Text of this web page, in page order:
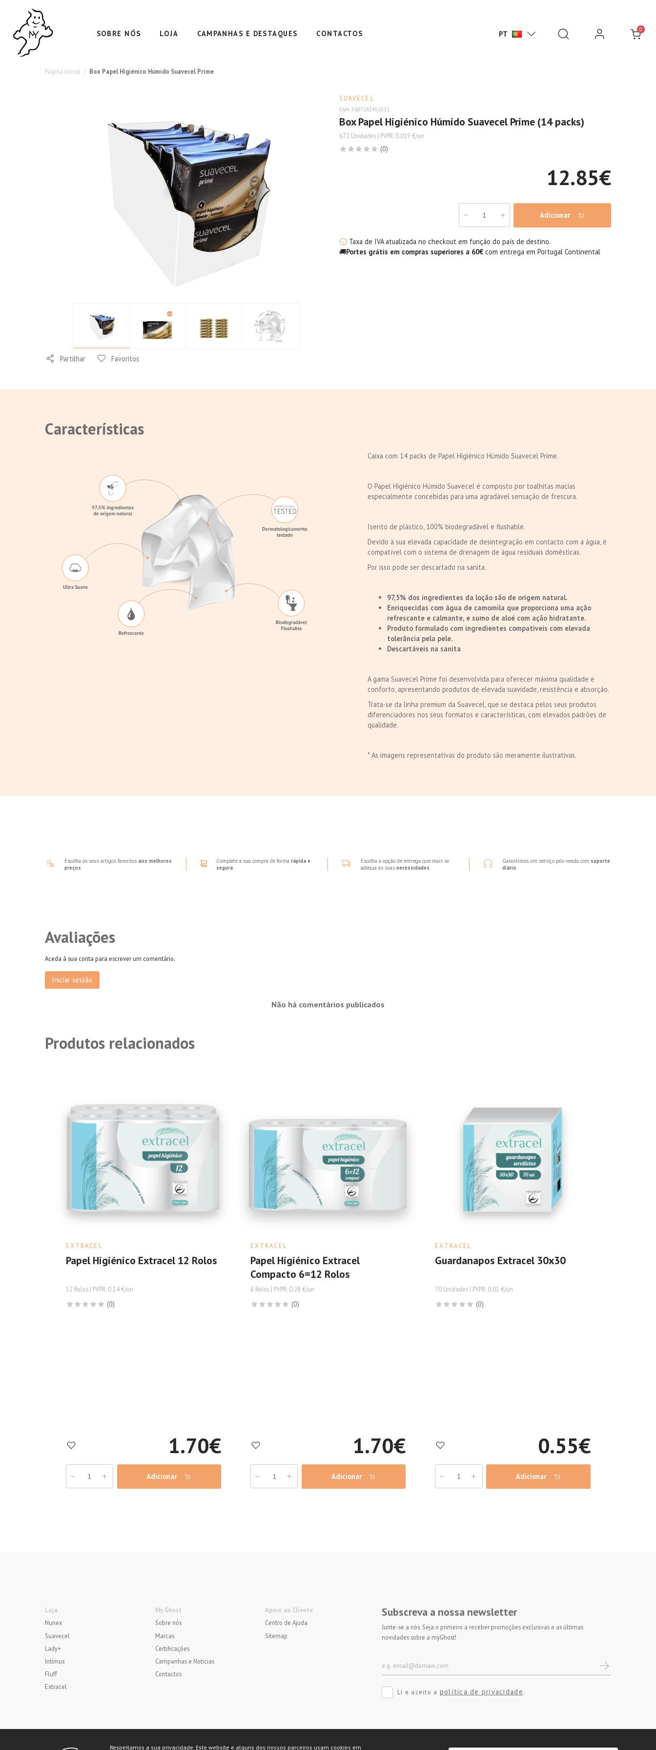
SOBRE NÓS LOJA CAMPANHAS E DESTAQUES CONTACTOS PT
0
Página inicial Box Papel Higiénico Húmido Suavecel Prime
SUAVECEL
EAN: 5607283452011
Box Papel Higiénico Húmido Suavecel Prime (14 packs)
672 Unidades | PVPR: 0.019 €/un
(0)
12.85€
Adicionar
Taxa de IVA atualizada no checkout em função do país de destino.
🚚Portes grátis em compras superiores a 60€ com entrega em Portugal Continental
Partilhar Favoritos
Características
Caixa com 14 packs de Papel Higiénico Húmido Suavecel Prime.
O Papel Higiénico Húmido Suavecel é composto por toalhitas macias
especialmente concebidas para uma agradável sensação de frescura.
Isento de plástico, 100% biodegradável e flushable.
Devido à sua elevada capacidade de desintegração em contacto com a água, é
compatível com o sistema de drenagem de água residuais domésticas.
Por isso pode ser descartado na sanita.
97,5% dos ingredientes da loção são de origem natural.
Enriquecidas com água de camomila que proporciona uma ação
refrescante e calmante, e sumo de aloé com ação hidratante.
Produto formulado com ingredientes compatíveis com elevada
tolerância pela pele.
Descartáveis na sanita
A gama Suavecel Prime foi desenvolvida para oferecer máxima qualidade e
conforto, apresentando produtos de elevada suavidade, resistência e absorção.
Trata-se da linha premium da Suavecel, que se destaca pelos seus produtos
diferenciadores nos seus formatos e características, com elevados padrões de
qualidade.
* As imagens representativas do produto são meramente ilustrativas.
Escolha os seus artigos favoritos aos melhores
preços
Complete a sua compra de forma rápida e
segura
Escolha a opção de entrega que mais se
adequa às suas necessidades
Garantimos um serviço pós-venda com suporte
diário
Avaliações
Aceda à sua conta para escrever um comentário.
Iniciar sessão
Não há comentários publicados
Produtos relacionados
EXTRACEL
Papel Higiénico Extracel 12 Rolos
12 Rolos | PVPR: 0.14 €/un
(0)
1.70€
Adicionar
EXTRACEL
Papel Higiénico Extracel
Compacto 6=12 Rolos
6 Rolos | PVPR: 0.28 €/un
(0)
1.70€
Adicionar
EXTRACEL
Guardanapos Extracel 30x30
70 Unidades | PVPR: 0.01 €/un
(0)
0.55€
Adicionar
Loja
Nunex
Suavecel
Lady+
Intimus
Fluff
Extracel
My Ghost
Sobre nós
Marcas
Certificações
Campanhas e Notícias
Contactos
Apoio ao Cliente
Centro de Ajuda
Sitemap
Subscreva a nossa newsletter
Junte-se a nós. Seja o primeiro a receber promoções exclusivas e as últimas
novidades sobre a myGhost!
Li e aceito a política de privacidade.
Pack
Poupança:
14
Packs
Fórmula
Natural
com
Camomila
Respeitamos a sua privacidade. Este website e alguns dos nossos parceiros usam cookies em